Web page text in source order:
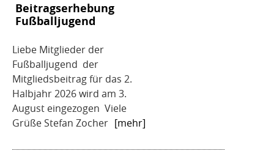
Beitragserhebung
Fußballjugend
Liebe Mitglieder der
Fußballjugend der
Mitgliedsbeitrag für das 2.
Halbjahr 2026 wird am 3.
August eingezogen Viele
Grüße Stefan Zocher [mehr]